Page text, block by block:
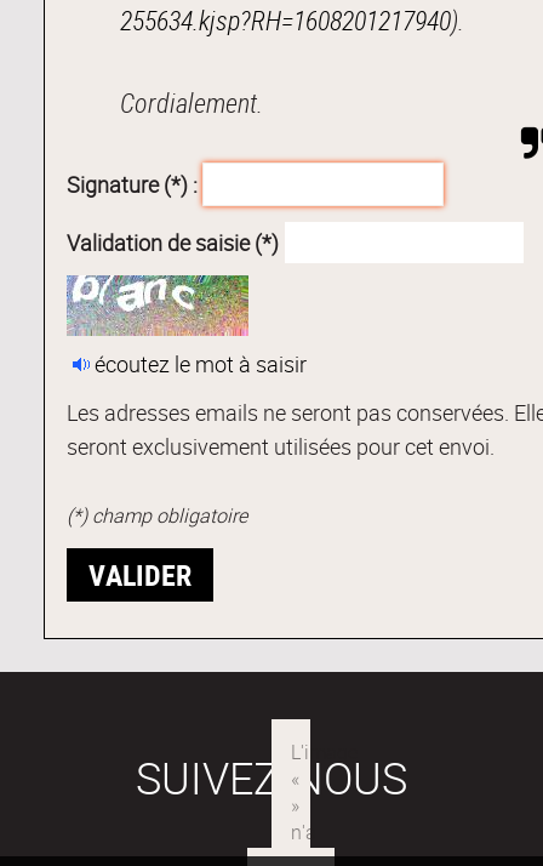
255634.kjsp?RH=1608201217940).
Cordialement.
Signature (*) :
Validation de saisie (*)
écoutez le mot à saisir
Les adresses emails ne seront pas conservées.
seront exclusivement utilisées pour cet envoi.
(*) champ obligatoire
SUIVEZ-NOUS